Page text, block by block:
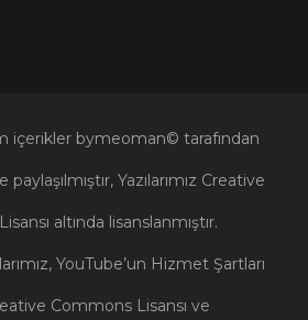
içerikler bymeoman© tarafından
Yazılarımız Creative
altında lisanslanmıştır.
YouTube’un Hizmet Şartları
Commons Lisansı ve